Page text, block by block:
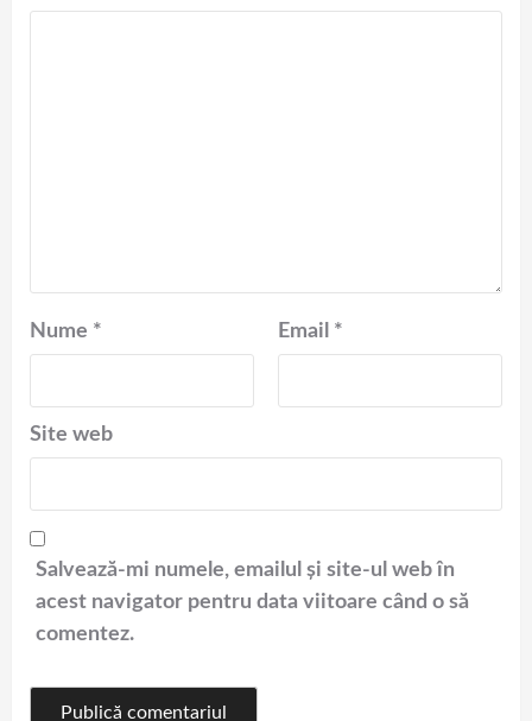
Nume * Email *
Site web
Salvează-mi numele, emailul și site-ul web în
acest navigator pentru data viitoare când o să
comentez.